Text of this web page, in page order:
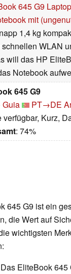
645 G9
mit
1,4 kg
WLAN
will das HP
Notebook
645 G9
Guia PT→DE
Kurz,
: 74%
645 G9 ist ein
die Wert auf
wichtigsten
EliteBook